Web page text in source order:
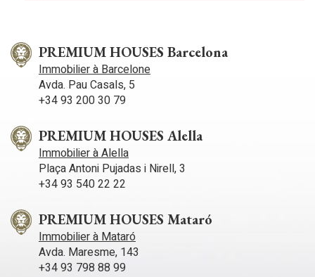
PREMIUM HOUSES Barcelona
Immobilier à Barcelone
Avda. Pau Casals, 5
+34 93 200 30 79
PREMIUM HOUSES Alella
Immobilier à Alella
Plaça Antoni Pujadas i Nirell, 3
+34 93 540 22 22
PREMIUM HOUSES Mataró
Immobilier à Mataró
Avda. Maresme, 143
+34 93 798 88 99